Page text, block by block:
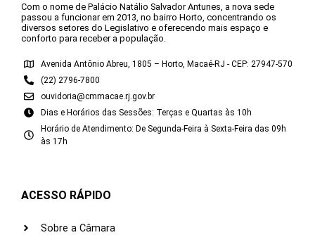
Com o nome de Palácio Natálio Salvador Antunes, a nova sede
passou a funcionar em 2013, no bairro Horto, concentrando os
diversos setores do Legislativo e oferecendo mais espaço e
conforto para receber a população.
Avenida Antônio Abreu, 1805 – Horto, Macaé-RJ - CEP: 27947-570
(22) 2796-7800
ouvidoria@cmmacae.rj.gov.br
Dias e Horários das Sessões: Terças e Quartas às 10h
Horário de Atendimento: De Segunda-Feira à Sexta-Feira das 09h
às 17h
ACESSO RÁPIDO
Sobre a Câmara